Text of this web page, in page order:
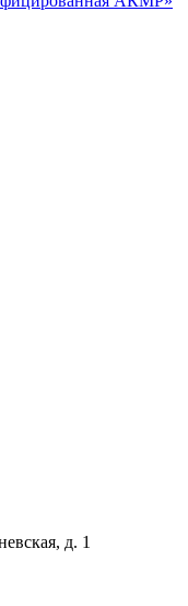
д. 1